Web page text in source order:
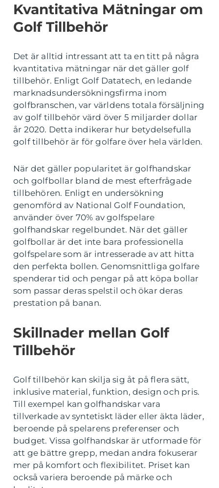
Kvantitativa Mätningar om
Golf Tillbehör
Det är alltid intressant att ta en titt på några
kvantitativa mätningar när det gäller golf
tillbehör. Enligt Golf Datatech, en ledande
marknadsundersökningsfirma inom
golfbranschen, var världens totala försäljning
av golf tillbehör värd över 5 miljarder dollar
år 2020. Detta indikerar hur betydelsefulla
golf tillbehör är för golfare över hela världen.
När det gäller popularitet är golfhandskar
och golfbollar bland de mest efterfrågade
tillbehören. Enligt en undersökning
genomförd av National Golf Foundation,
använder över 70% av golfspelare
golfhandskar regelbundet. När det gäller
golfbollar är det inte bara professionella
golfspelare som är intresserade av att hitta
den perfekta bollen. Genomsnittliga golfare
spenderar tid och pengar på att köpa bollar
som passar deras spelstil och ökar deras
prestation på banan.
Skillnader mellan Golf
Tillbehör
Golf tillbehör kan skilja sig åt på flera sätt,
inklusive material, funktion, design och pris.
Till exempel kan golfhandskar vara
tillverkade av syntetiskt läder eller äkta läder,
beroende på spelarens preferenser och
budget. Vissa golfhandskar är utformade för
att ge bättre grepp, medan andra fokuserar
mer på komfort och flexibilitet. Priset kan
också variera beroende på märke och